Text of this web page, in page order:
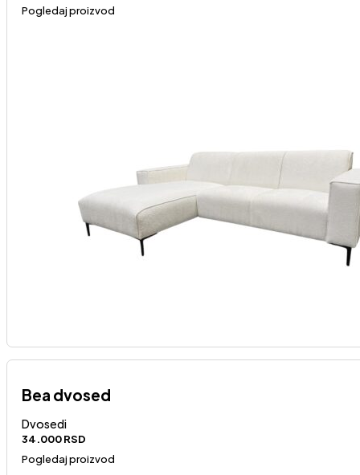
Pogledaj proizvod
Bea dvosed
Dvosedi
34.000RSD
Pogledaj proizvod